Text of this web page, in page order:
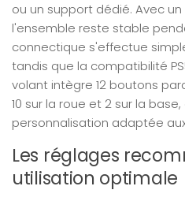
ou un support dédié. Avec
l'ensemble reste stable
connectique s'effectue
tandis que la compatibilité
volant intègre 12 boutons
10 sur la roue et 2 sur la
personnalisation adaptée
Les réglages
utilisation optimale